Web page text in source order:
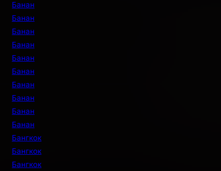
Банан
Банан
Банан
Банан
Банан
Банан
Банан
Банан
Банан
Банан
Бангкок
Бангкок
Бангкок